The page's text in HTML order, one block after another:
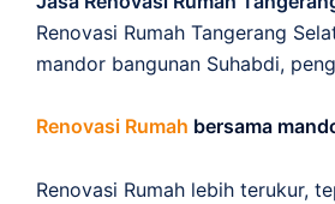
Renovasi Rumah Tangerang
mandor bangunan Suhabdi,
Renovasi Rumah bersama
Renovasi Rumah lebih terukur,